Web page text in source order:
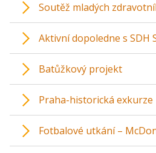
Soutěž mladých
Aktivní dopoledne s SDH
Batůžkový projekt
Praha-historická exkurze
Fotbalové utkání –